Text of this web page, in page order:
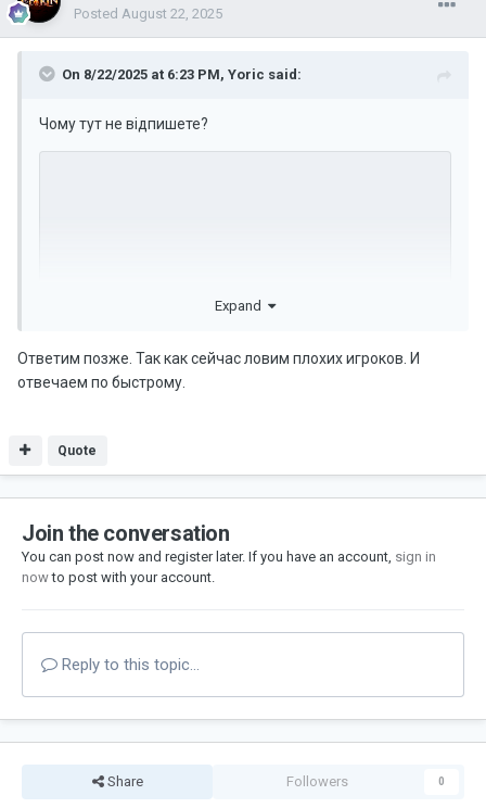
Posted August 22, 2025
On 8/22/2025 at 6:23 PM, Yoric said:
Чому тут не відпишете?
Expand
Ответим позже. Так как сейчас ловим плохих игроков. И
отвечаем по быстрому.
Quote
Join the conversation
You can post now and register later. If you have an account, sign in
nowto post with your account.
Reply to this topic...
Share Followers 0